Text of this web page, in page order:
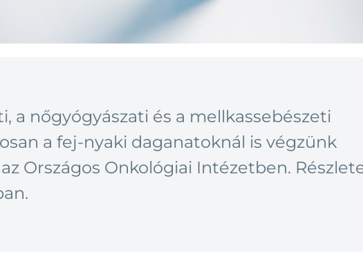
a nőgyógyászati és a mellkassebészeti
a fej-nyaki daganatoknál is végzünk
Országos Onkológiai Intézetben.